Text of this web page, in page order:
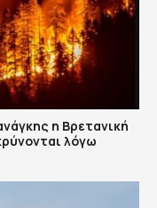
η Βρετανική
λόγω